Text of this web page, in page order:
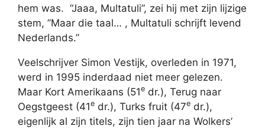
hem was. “Jaaa, Multatuli”, zei hij met zijn lijzige
stem, ”Maar die taal… , Multatuli schrijft levend
Nederlands.”
Veelschrijver Simon Vestijk, overleden in 1971,
werd in 1995 inderdaad niet meer gelezen.
Maar Kort Amerikaans (51e dr.), Terug naar
Oegstgeest (41e dr.), Turks fruit (47e dr.),
eigenlijk al zijn titels, zijn tien jaar na Wolkers’